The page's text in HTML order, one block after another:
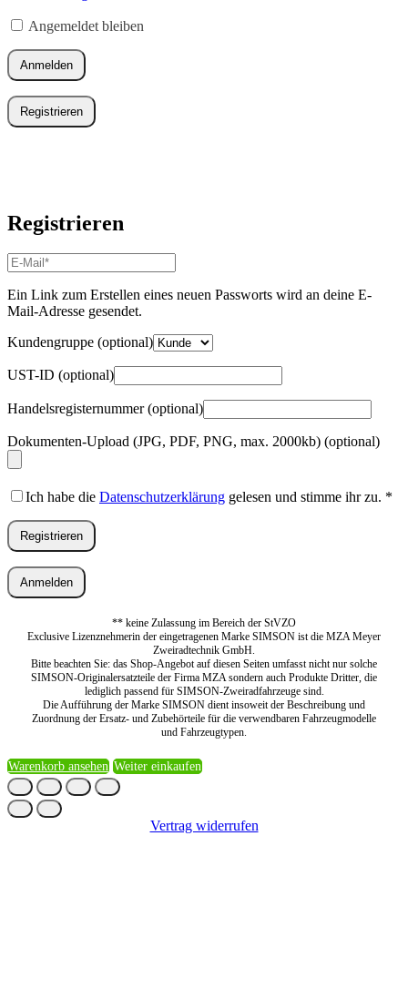
Angemeldet bleiben
Anmelden
Registrieren
Registrieren
E-
Mail-
Adresse*
Erforderlich
Ein Link zum Erstellen eines neuen Passworts wird an deine E-
Mail-Adresse gesendet.
Kundengruppe (optional)
UST-ID (optional)
Handelsregisternummer(optional)
Dokumenten-Upload (JPG, PDF, PNG, max. 2000kb) (optional)
Ich habe die Datenschutzerklärung gelesen und stimme ihr zu. *
Registrieren
Anmelden
** keine Zulassung im Bereich der StVZO
Exclusive Lizenznehmerin der eingetragenen Marke SIMSON ist die MZA Meyer
Zweiradtechnik GmbH.
Bitte beachten Sie: das Shop-Angebot auf diesen Seiten umfasst nicht nur solche
SIMSON-Originalersatzteile der Firma MZA sondern auch Produkte Dritter, die
lediglich passend für SIMSON-Zweiradfahrzeuge sind.
Die Aufführung der Marke SIMSON dient insoweit der Beschreibung und
Zuordnung der Ersatz- und Zubehörteile für die verwendbaren Fahrzeugmodelle
und Fahrzeugtypen.
Warenkorb ansehen Weiter einkaufen
Vertrag widerrufen